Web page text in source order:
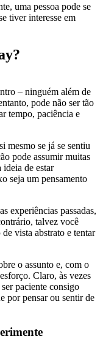
uma pessoa pode se
tiver interesse em
– ninguém além de
pode não ser tão
tempo, paciência e
mesmo se já se sentiu
pode assumir muitas
ideia de estar
seja um pensamento
experiências passadas,
talvez você
vista abstrato e tentar
o assunto e, com o
Claro, às vezes
paciente consigo
por pensar ou sentir de